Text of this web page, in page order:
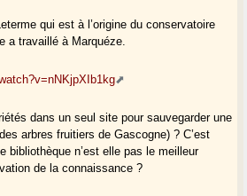
qui est à l’origine du conservatoire
a travaillé à Marquéze.
dans un seul site pour sauvegarder une
arbres fruitiers de Gascogne) ? C’est
bibliothèque n’est elle pas le meilleur
de la connaissance ?